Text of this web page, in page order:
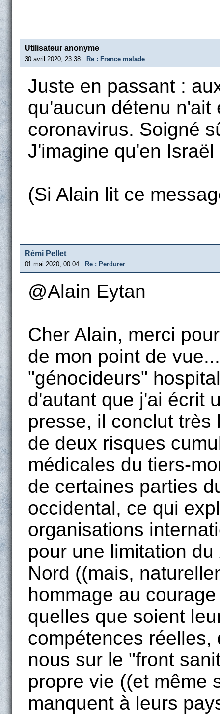
Utilisateur anonyme
30 avril 2020, 23:38 Re : France malade
Juste en passant :
qu'aucun détenu
coronavirus. Soigné
J'imagine qu'en
(Si Alain lit ce
Rémi Pellet
01 mai 2020, 00:04 Re : Perdurer
@Alain Eytan
Cher Alain, merci
de mon point de
"génocideurs"
d'autant que j'ai écrit
presse, il conclut très
de deux risques
médicales du tiers-
de certaines parties
occidental, ce qui
organisations
pour une limitation du
Nord ((mais,
hommage au
quelles que soient
compétences
nous sur le "front
propre vie ((et même
manquent à leurs